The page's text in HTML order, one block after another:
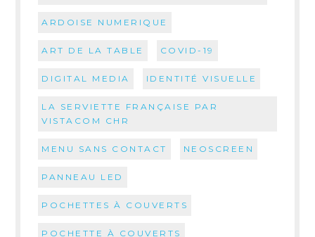
ARDOISE NUMERIQUE
ART DE LA TABLE COVID-19
DIGITAL MEDIA IDENTITÉ VISUELLE
LA SERVIETTE FRANÇAISE PAR
VISTACOM CHR
MENU SANS CONTACT NEOSCREEN
PANNEAU LED
POCHETTES À COUVERTS
POCHETTE À COUVERTS